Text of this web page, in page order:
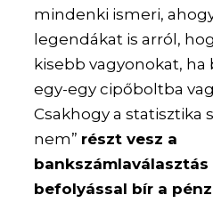
mindenki ismeri,
legendákat is arról,
kisebb vagyonokat,
egy-egy cipőboltba
Csakhogy a statisztika
nem” részt vesz a
bankszámlaválasztás
befolyással bír a